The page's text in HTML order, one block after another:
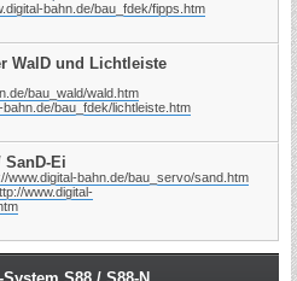
bahn.de/bau_fdek/fipps.htm
WalD und Lichtleiste
bau_wald/wald.htm
bahn.de/bau_fdek/lichtleiste.htm
SanD-Ei
www.digital-bahn.de/bau_servo/sand.htm
www.digital-